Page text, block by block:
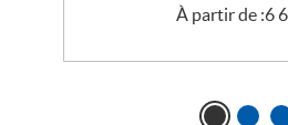
À partir de :6